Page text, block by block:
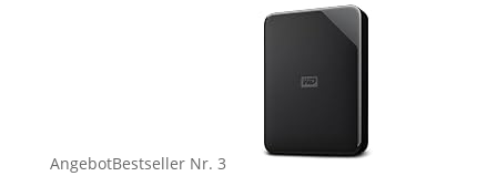
AngebotBestseller Nr. 3